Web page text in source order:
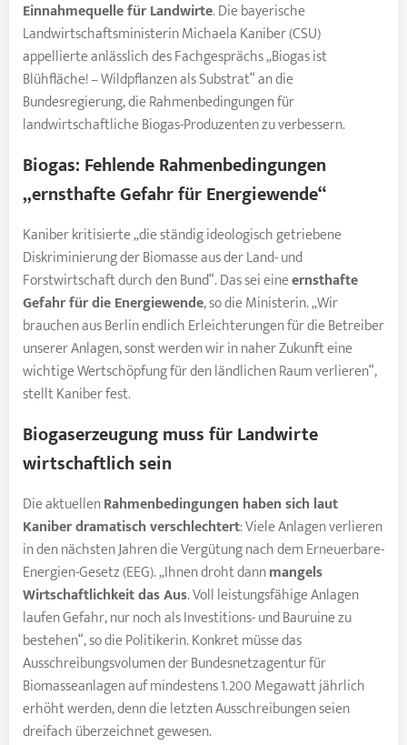
Einnahmequelle für Landwirte. Die bayerische
Landwirtschaftsministerin Michaela Kaniber (CSU)
appellierte anlässlich des Fachgesprächs „Biogas ist
Blühfläche! – Wildpflanzen als Substrat“ an die
Bundesregierung, die Rahmenbedingungen für
landwirtschaftliche Biogas-Produzenten zu verbessern.
Biogas: Fehlende Rahmenbedingungen
„ernsthafte Gefahr für Energiewende“
Kaniber kritisierte „die ständig ideologisch getriebene
Diskriminierung der Biomasse aus der Land- und
Forstwirtschaft durch den Bund“. Das sei eineernsthafte
Gefahr für die Energiewende, so die Ministerin. „Wir
brauchen aus Berlin endlich Erleichterungen für die Betreiber
unserer Anlagen, sonst werden wir in naher Zukunft eine
wichtige Wertschöpfung für den ländlichen Raum verlieren“,
stellt Kaniber fest.
Biogaserzeugung muss für Landwirte
wirtschaftlich sein
Die aktuellenRahmenbedingungen haben sich laut
Kaniber dramatisch verschlechtert: Viele Anlagen verlieren
in den nächsten Jahren die Vergütung nach dem Erneuerbare-
Energien-Gesetz (EEG). „Ihnen droht dannmangels
Wirtschaftlichkeit das Aus. Voll leistungsfähige Anlagen
laufen Gefahr, nur noch als Investitions- und Bauruine zu
bestehen“, so die Politikerin. Konkret müsse das
Ausschreibungsvolumen der Bundesnetzagentur für
Biomasseanlagen auf mindestens 1.200 Megawatt jährlich
erhöht werden, denn die letzten Ausschreibungen seien
dreifach überzeichnet gewesen.